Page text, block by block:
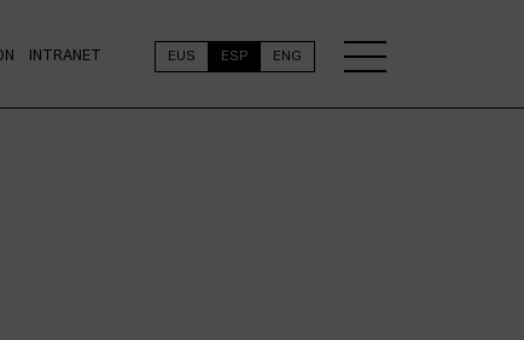
INTRANET EUS ESP ENG